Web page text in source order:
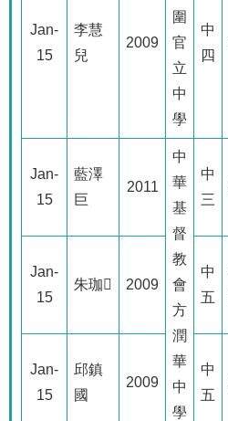
Jan-
15
李慧
兒
2009
圍
官
立
中
學
中
四
Jan-
15
藍澤
巨
2011
中
華
基
督
教
會
方
潤
華
中
學
中
三
Jan-
15
朱珈 2009
中
五
Jan-
15
邱鎮
國
2009
中
五